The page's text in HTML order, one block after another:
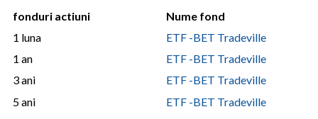
fonduri actiuni
Nume fond
1 luna
ETF -BET Tradeville
1 an
ETF -BET Tradeville
3 ani
ETF -BET Tradeville
5 ani
ETF -BET Tradeville